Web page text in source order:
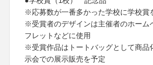
※応募数が一番多かった学校に学校賞
※受賞者のデザインは主催者のホーム
フレットなどに使用
※受賞作品はトートバッグとして商品
示会での展示販売を予定